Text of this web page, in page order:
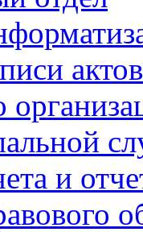
и